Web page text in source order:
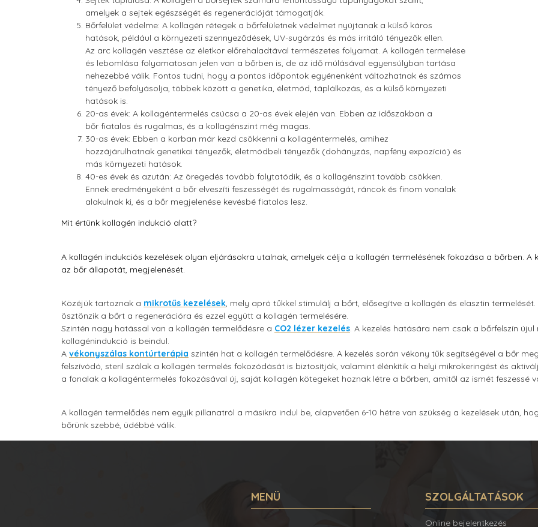
amelyek a sejtek egészségét és regenerációját támogatják.
Bőrfelület védelme: A kollagén rétegek a bőrfelületnek védelmet nyújtanak a külső káros
hatások, például a környezeti szennyeződések, UV-sugárzás és más irritáló tényezők ellen.
Az arc kollagén vesztése az életkor előrehaladtával természetes folyamat. A kollagén termelése
és lebomlása folyamatosan jelen van a bőrben is, de az idő múlásával egyensúlyban tartása
nehezebbé válik. Fontos tudni, hogy a pontos időpontok egyénenként változhatnak és számos
tényező befolyásolja, többek között a genetika, életmód, táplálkozás, és a külső környezeti
hatások is.
20-as évek: A kollagéntermelés csúcsa a 20-as évek elején van. Ebben az időszakban a
bőr fiatalos és rugalmas, és a kollagénszint még magas.
30-as évek: Ebben a korban már kezd csökkenni a kollagéntermelés, amihez
hozzájárulhatnak genetikai tényezők, életmódbeli tényezők (dohányzás, napfény expozíció) és
más környezeti hatások.
40-es évek és azután: Az öregedés tovább folytatódik, és a kollagénszint tovább csökken.
Ennek eredményeként a bőr elveszíti feszességét és rugalmasságát, ráncok és finom vonalak
alakulnak ki, és a bőr megjelenése kevésbé fiatalos lesz.
Mit értünk kollagén indukció alatt?
A kollagén indukciós kezelések olyan eljárásokra utalnak, amelyek célja a kollagén termelésének fokozása a bőrben.
az bőr állapotát, megjelenését.
Közéjük tartoznak a mikrotűs kezelések, mely apró tűkkel stimulálj a bőrt, elősegítve a kollagén és elasztin
ösztönzik a bőrt a regenerációra és ezzel együtt a kollagén termelésére.
Szintén nagy hatással van a kollagén termelődésre a CO2 lézer kezelés. A kezelés hatására nem csak a bőrfelszín
kollagénindukció is beindul.
A vékonyszálas kontúrterápia szintén hat a kollagén termelődésre. A kezelés során vékony tűk segítségével a bőr
felszívódó, steril szálak a kollagén termelés fokozódását is biztosítják, valamint élénkítik a helyi mikrokeringést és
a fonalak a kollagéntermelés fokozásával új, saját kollagén kötegeket hoznak létre a bőrben, amitől az ismét feszessé
A kollagén termelődés nem egyik pillanatról a másikra indul be, alapvetően 6-10 hétre van szükség a kezelések után,
bőrünk szebbé, üdébbé válik.
MENÜ SZOLGÁLTATÁSOK
Online bejelentkezés